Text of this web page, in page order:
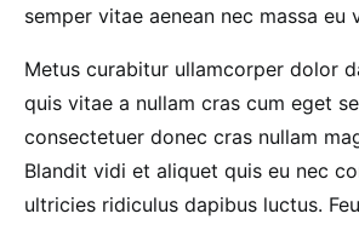
semper vitae aenean nec massa eu
Metus curabitur ullamcorper dolor
quis vitae a nullam cras cum eget
consectetuer donec cras nullam
Blandit vidi et aliquet quis eu nec
ultricies ridiculus dapibus luctus.